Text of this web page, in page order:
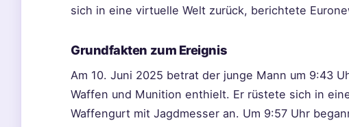
sich in eine virtuelle Welt zurück, berichtete
Grundfakten zum Ereignis
Am 10. Juni 2025 betrat der junge Mann um 9:43
Waffen und Munition enthielt. Er rüstete sich in
Waffengurt mit Jagdmesser an. Um 9:57 Uhr